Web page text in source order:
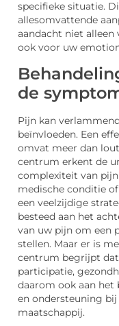
specifieke situatie.
allesomvattende
aandacht niet alleen
ook voor uw
de
Pijn kan
beïnvloeden. Een
omvat meer dan
centrum erkent de
complexiteit van
medische conditie
een veelzijdige
besteed aan het
van uw pijn om een
stellen. Maar er is
centrum begrijpt
participatie,
daarom ook aan het
en ondersteuning
maatschappij.